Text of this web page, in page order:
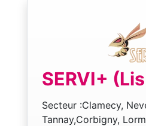
SERVI+
Secteur :Clamecy,
Tannay,Corbigny,